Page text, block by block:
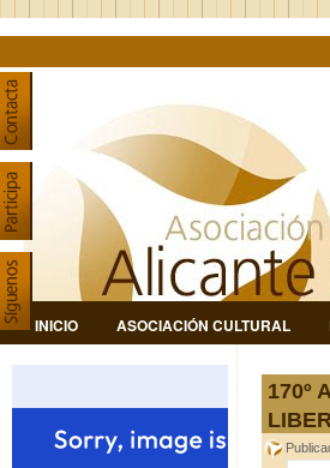
INICIO ASOCIACIÓN CULTURAL
170º